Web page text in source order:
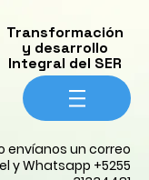
​Transformación
y desarrollo
Integral del SER
envíanos un correo
y Whatsapp +5255